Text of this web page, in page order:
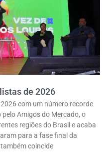
de 2026
com um número recorde
Amigos do Mercado, o
regiões do Brasil e acaba
para a fase final da
coincide